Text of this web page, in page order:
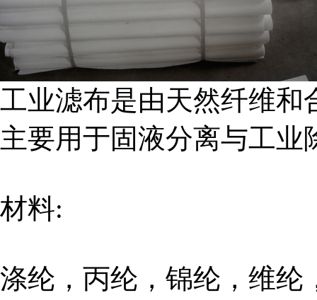
工业滤布是由天然纤维和
主要用于固液分离与工业
材料:
涤纶，丙纶，锦纶，维纶